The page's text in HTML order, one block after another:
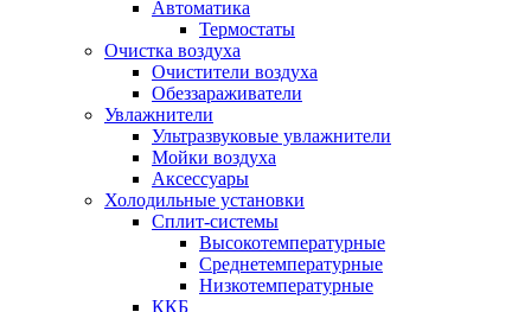
Автоматика
Термостаты
Очистка воздуха
Очистители воздуха
Обеззараживатели
Увлажнители
Ультразвуковые увлажнители
Мойки воздуха
Аксессуары
Холодильные установки
Сплит-системы
Высокотемпературные
Среднетемпературные
Низкотемпературные
ККБ